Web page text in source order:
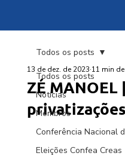
Todos os posts
Notícias
Membros
Conferência Nacional
Eleições Confea Creas
Todos os posts
ZÉ MANOEL
privatizações
13 de dez. de 2023 11 min